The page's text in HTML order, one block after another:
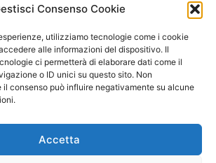
Consenso Cookie
utilizziamo tecnologie come i cookie
alle informazioni del dispositivo. Il
ci permetterà di elaborare dati come il
o ID unici su questo sito. Non
consenso può influire negativamente su alcune
Accetta